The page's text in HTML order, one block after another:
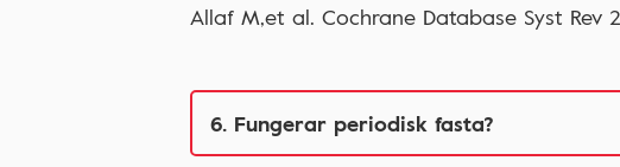
Allaf M,et al. Cochrane Database Syst Rev